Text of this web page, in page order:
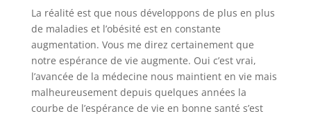
La réalité est que nous développons de plus en plus
de maladies et l’obésité est en constante
augmentation. Vous me direz certainement que
notre espérance de vie augmente. Oui c’est vrai,
l’avancée de la médecine nous maintient en vie mais
malheureusement depuis quelques années la
courbe de l’espérance de vie en bonne santé s’est